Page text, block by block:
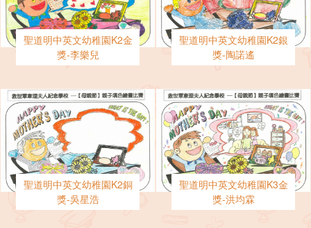
聖道明中英文幼稚園K2金
獎-李樂兒
聖道明中英文幼稚園K2銀
獎-陶諾遙
聖道明中英文幼稚園K2銅
獎-吳星浩
聖道明中英文幼稚園K3金
獎-洪均霖